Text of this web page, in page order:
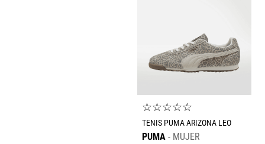
☆☆☆☆☆
TENIS PUMA ARIZONA LEO
PUMA MUJER